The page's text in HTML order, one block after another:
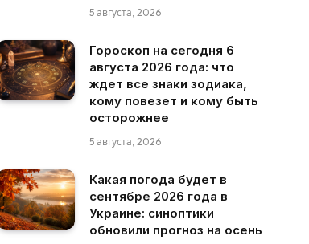
5 августа, 2026
Гороскоп на сегодня 6
августа 2026 года: что
ждет все знаки зодиака,
кому повезет и кому быть
осторожнее
5 августа, 2026
Какая погода будет в
сентябре 2026 года в
Украине: синоптики
обновили прогноз на осень